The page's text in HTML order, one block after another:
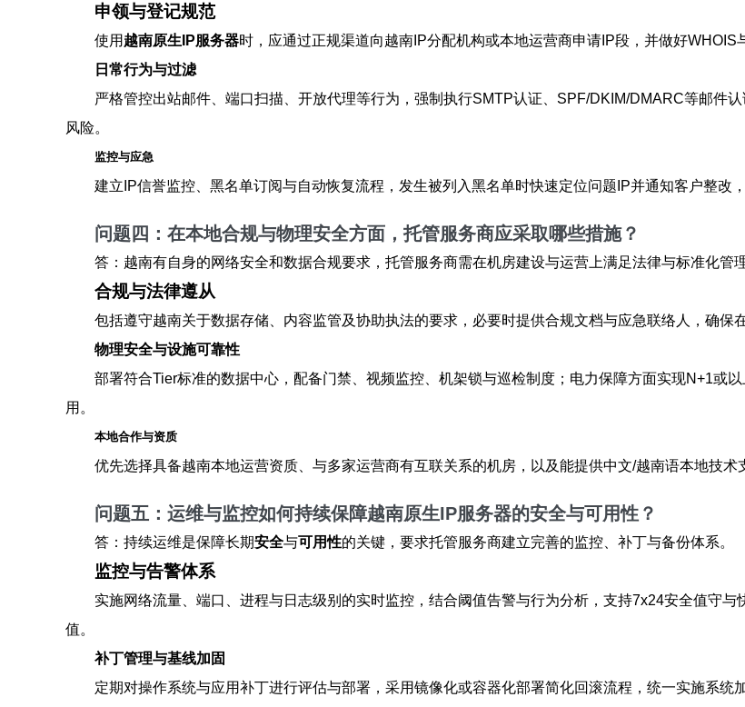
申领与登记规范
使用 越南原生IP服务器时，应通过正规渠道向越南IP分配机构或本地运营商申请IP段，并做好WHOIS
日常行为与过滤
严格管控出站邮件、端口扫描、开放代理等行为，强制执行SMTP认证、SPF/DKIM/DMARC等邮件
风险。
监控与应急
建立IP信誉监控、黑名单订阅与自动恢复流程，发生被列入黑名单时快速定位问题IP并通知客户整改
问题四：在本地合规与物理安全方面，托管服务商应采取哪些措施？
答：越南有自身的网络安全和数据合规要求，托管服务商需在机房建设与运营上满足法律与标准化管理
合规与法律遵从
包括遵守越南关于数据存储、内容监管及协助执法的要求，必要时提供合规文档与应急联络人，确保
物理安全与设施可靠性
部署符合Tier标准的数据中心，配备门禁、视频监控、机架锁与巡检制度；电力保障方面实现N+1或
用。
本地合作与资质
优先选择具备越南本地运营资质、与多家运营商有互联关系的机房，以及能提供中文/越南语本地技术
问题五：运维与监控如何持续保障越南原生IP服务器的安全与可用性？
答：持续运维是保障长期安全与可用性的关键，要求托管服务商建立完善的监控、补丁与备份体系。
监控与告警体系
实施网络流量、端口、进程与日志级别的实时监控，结合阈值告警与行为分析，支持7x24安全值守
值。
补丁管理与基线加固
定期对操作系统与应用补丁进行评估与部署，采用镜像化或容器化部署简化回滚流程，统一实施系统